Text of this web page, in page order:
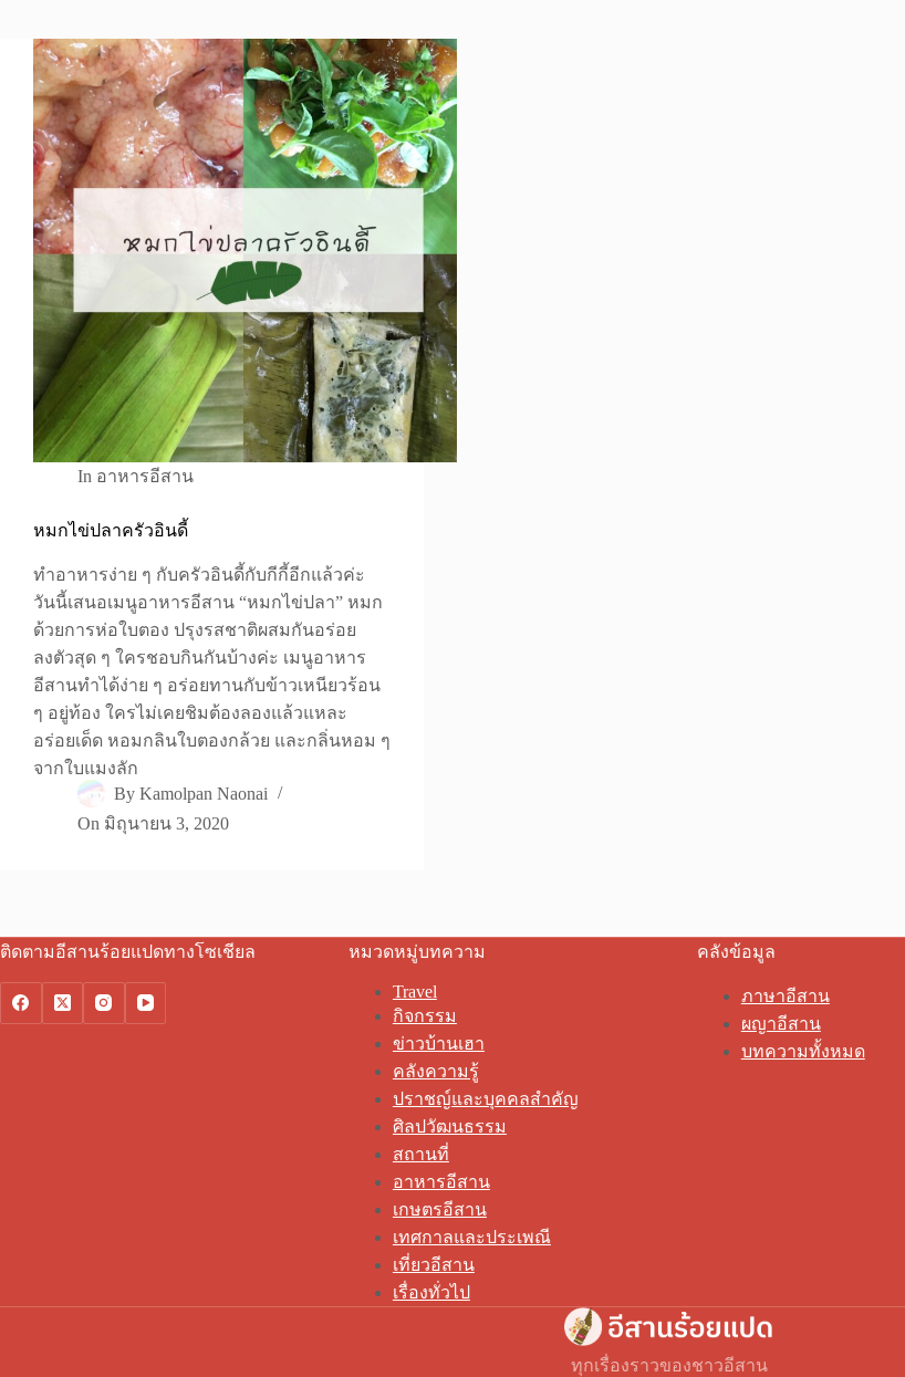
In อาหารอีสาน
หมกไข่ปลาครัวอินดี้
ทำอาหารง่าย ๆ กับครัวอินดี้กับกีกี้อีกแล้วค่ะ
วันนี้เสนอเมนูอาหารอีสาน “หมกไข่ปลา” หมก
ด้วยการห่อใบตอง ปรุงรสชาติผสมกันอร่อย
ลงตัวสุด ๆ ใครชอบกินกันบ้างค่ะ เมนูอาหาร
อีสานทำได้ง่าย ๆ อร่อยทานกับข้าวเหนียวร้อน
ๆ อยู่ท้อง ใครไม่เคยชิมต้องลองแล้วแหละ
อร่อยเด็ด หอมกลินใบตองกล้วย และกลิ่นหอม ๆ
จากใบแมงลัก
By Kamolpan Naonai
On มิถุนายน 3, 2020
ติดตามอีสานร้อยแปดทางโซเชียล หมวดหมู่บทความ
Travel
กิจกรรม
ข่าวบ้านเฮา
คลังความรู้
ปราชญ์และบุคคลสำคัญ
ศิลปวัฒนธรรม
สถานที่
อาหารอีสาน
เกษตรอีสาน
เทศกาลและประเพณี
เที่ยวอีสาน
เรื่องทั่วไป
คลังข้อมูล
ภาษาอีสาน
ผญาอีสาน
บทความทั้งหมด
ทุกเรื่องราวของชาวอีสาน